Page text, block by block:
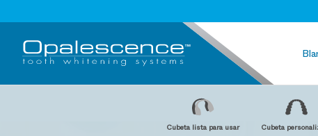
Cubeta lista para usar Cubeta